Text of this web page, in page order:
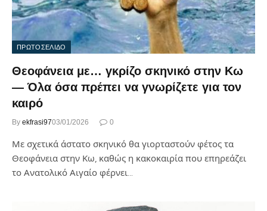
ΠΡΩΤΟΣΕΛΙΔΟ
Θεοφάνεια με… γκρίζο σκηνικό στην Κω
— Όλα όσα πρέπει να γνωρίζετε για τον
καιρό
By ekfrasi9703/01/2026 0
Με σχετικά άστατο σκηνικό θα γιορταστούν φέτος τα
Θεοφάνεια στην Κω, καθώς η κακοκαιρία που επηρεάζει
το Ανατολικό Αιγαίο φέρνει…